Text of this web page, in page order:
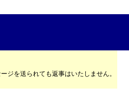
ジを送られても返事はいたしません。